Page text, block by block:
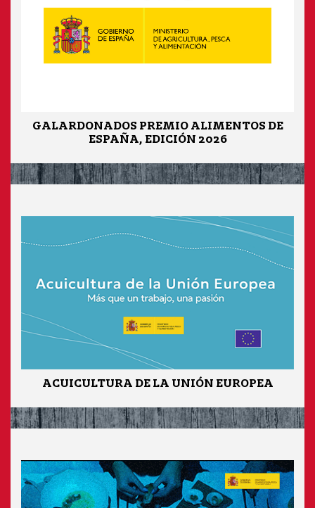
GALARDONADOS PREMIO ALIMENTOS DE
ESPAÑA, EDICIÓN 2026
ACUICULTURA DE LA UNIÓN EUROPEA